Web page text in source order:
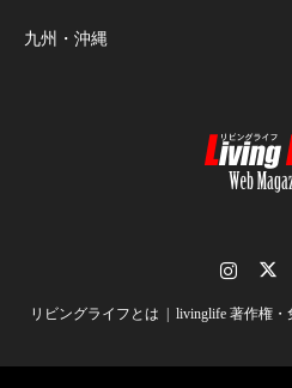
九州・沖縄
リビングライフとは livinglife 著作権・